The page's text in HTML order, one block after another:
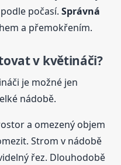
počasí.Správná
a přemokřením.
v květináči?
je možné jen
nádobě.
a omezený objem
Strom v nádobě
řez. Dlouhodobě